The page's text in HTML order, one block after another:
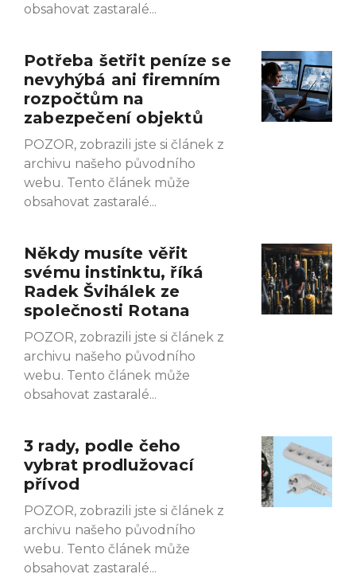
obsahovat zastaralé
Potřeba šetřit peníze se
nevyhýbá ani firemním
rozpočtům na
zabezpečení objektů
POZOR, zobrazili jste si článek z
archivu našeho původního
webu. Tento článek může
obsahovat zastaralé
Někdy musíte věřit
svému instinktu, říká
Radek Švihálek ze
společnosti Rotana
POZOR, zobrazili jste si článek z
archivu našeho původního
webu. Tento článek může
obsahovat zastaralé
3 rady, podle čeho
vybrat prodlužovací
přívod
POZOR, zobrazili jste si článek z
archivu našeho původního
webu. Tento článek může
obsahovat zastaralé